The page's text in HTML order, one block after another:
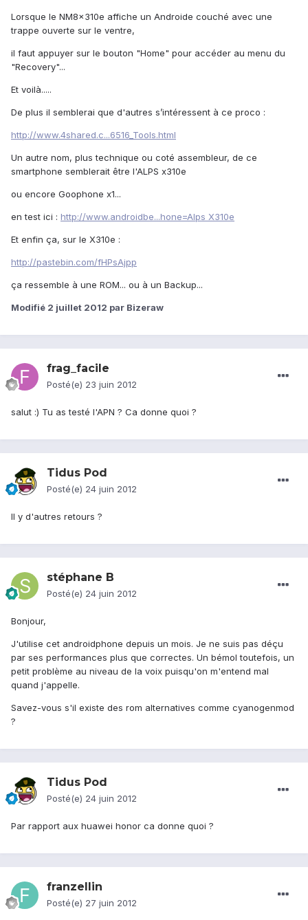
Lorsque le NM8x310e affiche un Androide couché avec une
trappe ouverte sur le ventre,
il faut appuyer sur le bouton "Home" pour accéder au menu du
"Recovery"...
Et voilà.....
De plus il semblerai que d'autres s’intéressent à ce proco :
http://www.4shared.c...6516_Tools.html
Un autre nom, plus technique ou coté assembleur, de ce
smartphone semblerait être l'ALPS x310e
ou encore Goophone x1...
en test ici : http://www.androidbe...hone=Alps X310e
Et enfin ça, sur le X310e :
http://pastebin.com/fHPsAjpp
ça ressemble à une ROM... ou à un Backup...
Modifié 2 juillet 2012 par Bizeraw
frag_facile
Posté(e) 23 juin 2012
salut :) Tu as testé l'APN ? Ca donne quoi ?
Tidus Pod
Posté(e) 24 juin 2012
Il y d'autres retours ?
stéphane B
Posté(e) 24 juin 2012
Bonjour,
J'utilise cet androidphone depuis un mois. Je ne suis pas déçu
par ses performances plus que correctes. Un bémol toutefois, un
petit problème au niveau de la voix puisqu'on m'entend mal
quand j'appelle.
Savez-vous s'il existe des rom alternatives comme cyanogenmod
?
Tidus Pod
Posté(e) 24 juin 2012
Par rapport aux huawei honor ca donne quoi ?
franzellin
Posté(e) 27 juin 2012